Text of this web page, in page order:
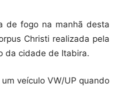
de fogo na manhã desta
Christi realizada pela
da cidade de Itabira.
veículo VW/UP quando